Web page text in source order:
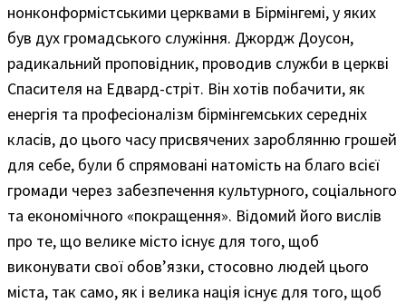
нонконформістськими церквами в Бірмінгемі, у яких
був дух громадського служіння. Джордж Доусон,
радикальний проповідник, проводив служби в церкві
Спасителя на Едвард-стріт. Він хотів побачити, як
енергія та професіоналізм бірмінгемських середніх
класів, до цього часу присвячених зароблянню грошей
для себе, були б спрямовані натомість на благо всієї
громади через забезпечення культурного, соціального
та економічного «покращення». Відомий його вислів
про те, що велике місто існує для того, щоб
виконувати свої обов’язки, стосовно людей цього
міста, так само, як і велика нація існує для того, щоб